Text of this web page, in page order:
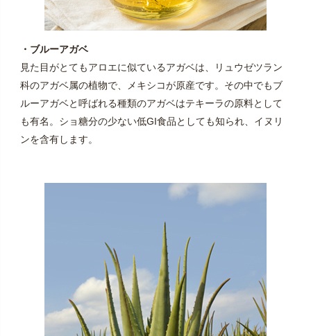
・ブルーアガベ
見た目がとてもアロエに似ているアガベは、リュウゼツラン
科のアガベ属の植物で、メキシコが原産です。その中でもブ
ルーアガベと呼ばれる種類のアガベはテキーラの原料として
も有名。ショ糖分の少ない低GI食品としても知られ、イヌリ
ンを含有します。